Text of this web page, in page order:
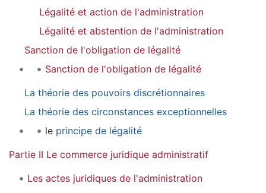
Légalité et action de l'administration
Légalité et abstention de l'administration
Sanction de l'obligation de légalité
Sanction de l'obligation de légalité
La théorie des pouvoirs discrétionnaires
La théorie des circonstances exceptionnelles
le principe de légalité
Partie II Le commerce juridique administratif
Les actes juridiques de l'administration